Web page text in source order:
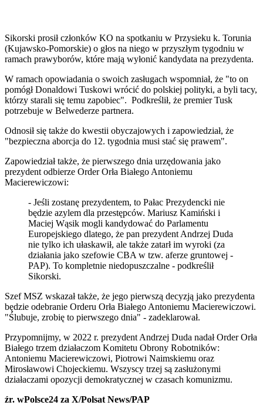
Sikorski prosił członków KO na spotkaniu w Przysieku k. Torunia
(Kujawsko-Pomorskie) o głos na niego w przyszłym tygodniu w
ramach prawyborów, które mają wyłonić kandydata na prezydenta.
W ramach opowiadania o swoich zasługach wspomniał, że "to on
pomógł Donaldowi Tuskowi wrócić do polskiej polityki, a byli tacy,
którzy starali się temu zapobiec". Podkreślił, że premier Tusk
potrzebuje w Belwederze partnera.
Odnosił się także do kwestii obyczajowych i zapowiedział, że
"bezpieczna aborcja do 12. tygodnia musi stać się prawem".
Zapowiedział także, że pierwszego dnia urzędowania jako
prezydent odbierze Order Orła Białego Antoniemu
Macierewiczowi:
- Jeśli zostanę prezydentem, to Pałac Prezydencki nie
będzie azylem dla przestępców. Mariusz Kamiński i
Maciej Wąsik mogli kandydować do Parlamentu
Europejskiego dlatego, że pan prezydent Andrzej Duda
nie tylko ich ułaskawił, ale także zatarł im wyroki (za
działania jako szefowie CBA w tzw. aferze gruntowej -
PAP). To kompletnie niedopuszczalne - podkreślił
Sikorski.
Szef MSZ wskazał także, że jego pierwszą decyzją jako prezydenta
będzie odebranie Orderu Orła Białego Antoniemu Macierewiczowi.
"Ślubuje, zrobię to pierwszego dnia" - zadeklarował.
Przypomnijmy, w 2022 r. prezydent Andrzej Duda nadał Order Orła
Białego trzem działaczom Komitetu Obrony Robotników:
Antoniemu Macierewiczowi, Piotrowi Naimskiemu oraz
Mirosławowi Chojeckiemu. Wszyscy trzej są zasłużonymi
działaczami opozycji demokratycznej w czasach komunizmu.
źr. wPolsce24 za X/Polsat News/PAP